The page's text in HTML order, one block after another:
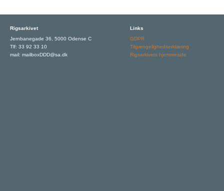
Rigsarkivet
Jernbanegade 36, 5000 Odense C
Tlf: 33 92 33 10
mail: mailboxDDD@sa.dk
Links
GDPR
Tilgængelighedserklæring
Rigsarkivets hjemmeside